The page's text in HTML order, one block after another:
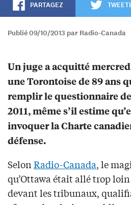
PARTAGEZ
Publié 09/10/2013 par Radio-Canada
Un juge a acquitté
une Torontoise de 89 ans
remplir le questionnaire
2011, même s’il estime
invoquer la Charte
défense.
SelonRadio-Canada, le
qu’Ottawa était allé trop
devant les tribunaux,